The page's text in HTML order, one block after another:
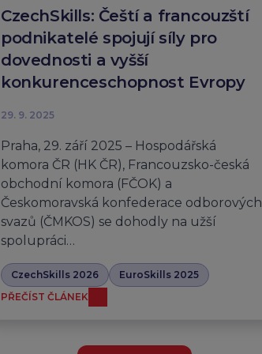
CzechSkills: Čeští a francouzští
podnikatelé spojují síly pro
dovednosti a vyšší
konkurenceschopnost Evropy
29. 9. 2025
Praha, 29. září 2025 – Hospodářská
komora ČR (HK ČR), Francouzsko-česká
obchodní komora (FČOK) a
Českomoravská konfederace odborových
svazů (ČMKOS) se dohodly na užší
spolupráci…
CzechSkills 2026
EuroSkills 2025
PŘEČÍST ČLÁNEK